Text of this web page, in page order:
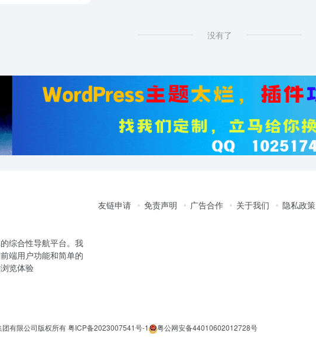
没有了
综合性导航平台。我
端用户功能和简单的
览体验
友链申请 免责声明 广告合作 关于我们 隐私政策
有限公司版权所有粤ICP备2023007541号-1 粤公网安备44010602012728号